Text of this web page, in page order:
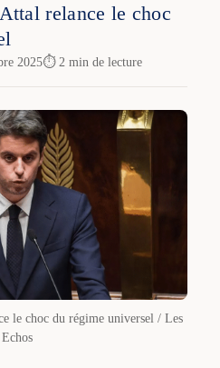
relance le choc
2025⏱ 2 min de lecture
le choc du régime universel / Les
Echos